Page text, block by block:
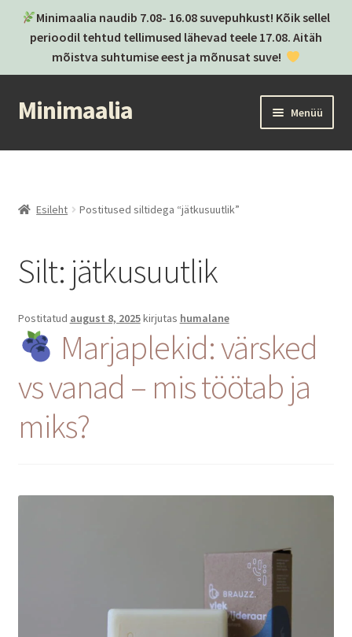
Minimaalia naudib 7.08- 16.08 suvepuhkust! Kõik sellel
perioodil tehtud tellimused lähevad teele 17.08. Aitäh
mõistva suhtumise eest ja mõnusat suve!
Liigu
navigeerimisele
Liigu
sisu
Minimaalia Menüü
Kassa
Brändid
Postitused
Privaatsuspoliitika
Müügitingimused
Esileht Postitused siltidega “jätkusuutlik”
Silt: jätkusuutlik
Postitatud august 8, 2025kirjutas humalane
Marjaplekid: värsked
vs vanad – mis töötab ja
miks?